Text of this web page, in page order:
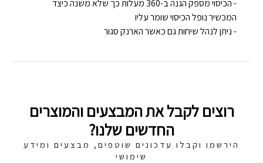
- הכיסוי מספק הגנה ב-360 מעלות כך שלא משנה כיצד
המכשיר נופל הכיסוי שומר עליו
- ניתן לנהל שיחות גם כאשר הארנק סגור
רוצים לקבל את המבצעים והמוצרים
החדשים שלנו?
הירשמו וקבלו עדכונים שוטפים, מבצעים ומידע
שימושי